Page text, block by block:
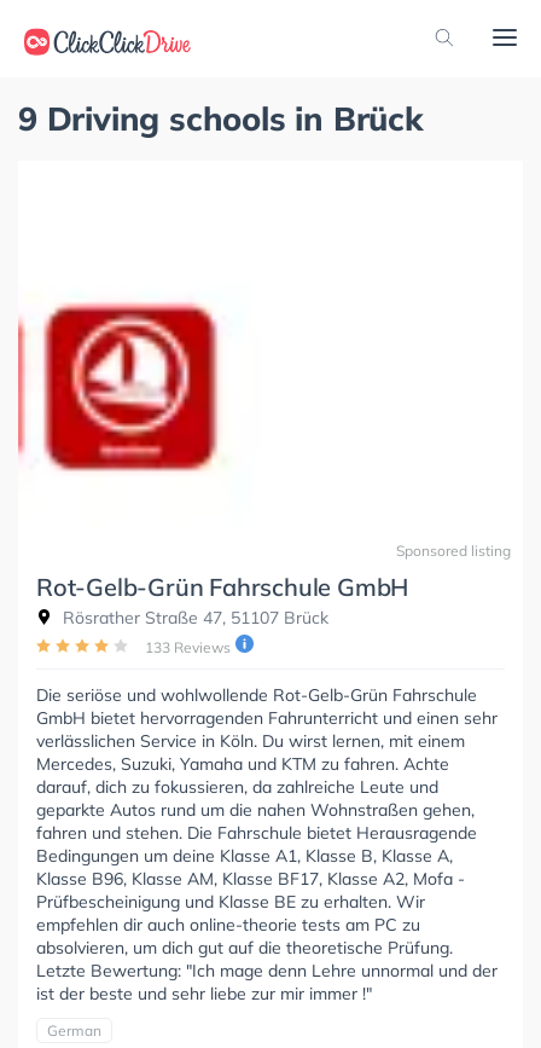
9 Driving schools in Brück
Sponsored listing
Rot-Gelb-Grün Fahrschule GmbH
Rösrather Straße 47, 51107 Brück
133 Reviews
Die seriöse und wohlwollende Rot-Gelb-Grün Fahrschule
GmbH bietet hervorragenden Fahrunterricht und einen sehr
verlässlichen Service in Köln. Du wirst lernen, mit einem
Mercedes, Suzuki, Yamaha und KTM zu fahren. Achte
darauf, dich zu fokussieren, da zahlreiche Leute und
geparkte Autos rund um die nahen Wohnstraßen gehen,
fahren und stehen. Die Fahrschule bietet Herausragende
Bedingungen um deine Klasse A1, Klasse B, Klasse A,
Klasse B96, Klasse AM, Klasse BF17, Klasse A2, Mofa -
Prüfbescheinigung und Klasse BE zu erhalten. Wir
empfehlen dir auch online-theorie tests am PC zu
absolvieren, um dich gut auf die theoretische Prüfung.
Letzte Bewertung: "Ich mage denn Lehre unnormal und der
ist der beste und sehr liebe zur mir immer !"
German